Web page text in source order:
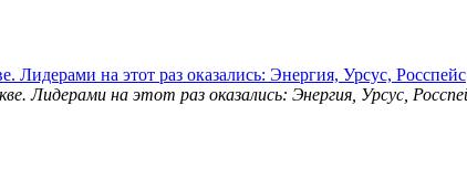
на этот раз оказались: Энергия, Урсус, Росспейс